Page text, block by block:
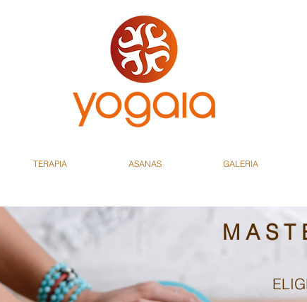
TERAPIA ASANAS GALERIA
M A S T